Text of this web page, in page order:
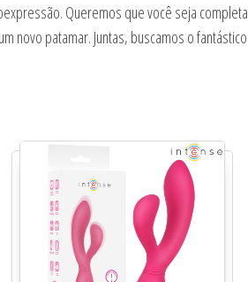
Queremos que você seja
novo patamar. Juntas, buscamos o